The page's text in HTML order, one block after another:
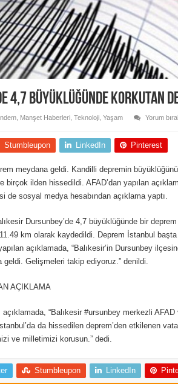
4,7 büyüklüğünde korkutan
, Manşet Haberleri, Teknoloji, Yaşam
Yorum
Stumbleupon LinkedIn Pinterest
meydana geldi. Kandilli depremin
birçok ilden hissedildi. AFAD’dan yapılan
de sosyal medya hesabından açıklama yaptı.
Dursunbey’de 4,7 büyüklüğünde bir
km olarak kaydedildi. Deprem İstanbul
açıklamada, “Balıkesir’in Dursunbey
geldi. Gelişmeleri takip ediyoruz.” denildi.
AÇIKLAMA
açıklamada, “Balıkesir #ursunbey merkezli
da hissedilen deprem’den etkilenen
ve milletimizi korusun.” dedi.
Stumbleupon LinkedIn